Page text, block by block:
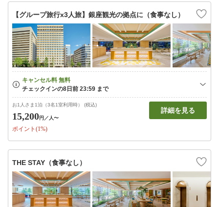
【グループ旅行x3人旅】銀座観光の拠点に（食事なし）
お1人さま1泊（3名1室利用時） (税込)
15,200円 ／人〜
ポイント(1%)
詳細を見る
THE STAY（食事なし）